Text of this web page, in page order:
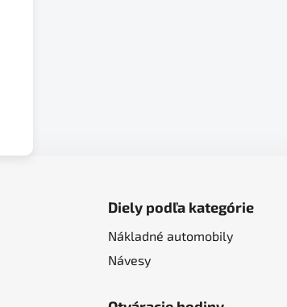
Diely podľa kategórie
Nákladné automobily
Návesy